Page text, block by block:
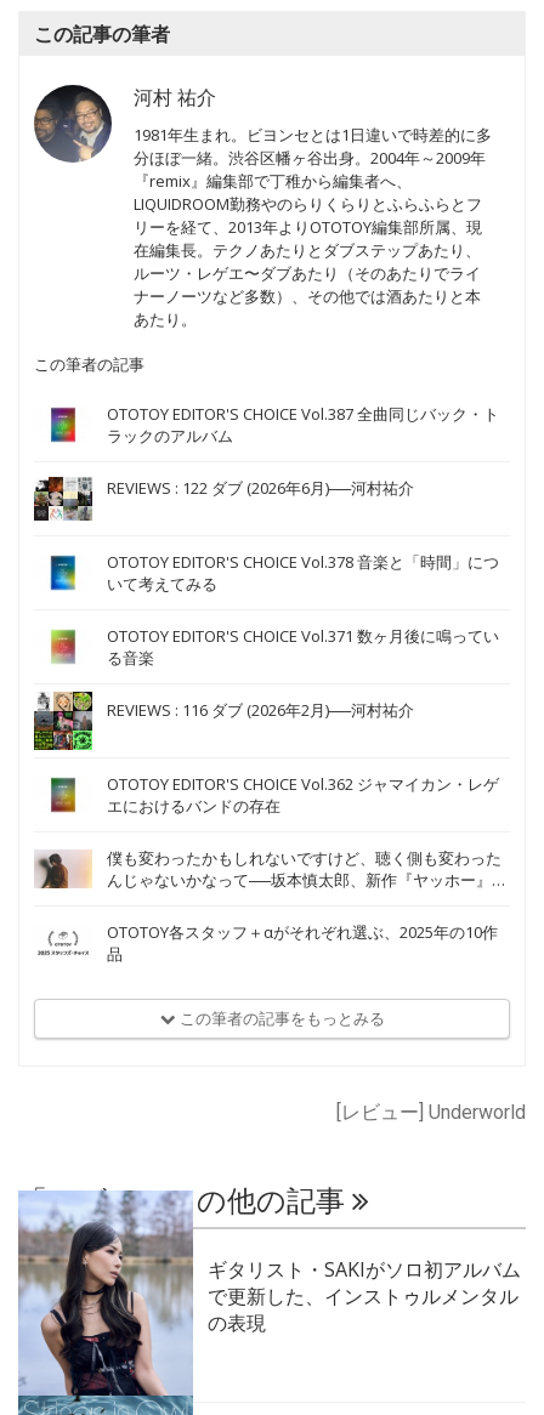
この記事の筆者
河村 祐介
1981年生まれ。ビヨンセとは1日違いで時差的に多
分ほぼ一緒。渋谷区幡ヶ谷出身。2004年～2009年
『remix』編集部で丁稚から編集者へ、
LIQUIDROOM勤務やのらりくらりとふらふらとフ
リーを経て、2013年よりOTOTOY編集部所属、現
在編集長。テクノあたりとダブステップあたり、
ルーツ・レゲエ〜ダブあたり（そのあたりでライ
ナーノーツなど多数）、その他では酒あたりと本
あたり。
この筆者の記事
OTOTOY EDITOR'S CHOICE Vol.387 全曲同じバック・ト
ラックのアルバム
REVIEWS : 122 ダブ (2026年6月)──河村祐介
OTOTOY EDITOR'S CHOICE Vol.378 音楽と「時間」につ
いて考えてみる
OTOTOY EDITOR'S CHOICE Vol.371 数ヶ月後に鳴ってい
る音楽
REVIEWS : 116 ダブ (2026年2月)──河村祐介
OTOTOY EDITOR'S CHOICE Vol.362 ジャマイカン・レゲ
エにおけるバンドの存在
僕も変わったかもしれないですけど、聴く側も変わった
んじゃないかなって──坂本慎太郎、新作『ヤッホー』
OTOTOY各スタッフ＋αがそれぞれ選ぶ、2025年の10作
品
この筆者の記事をもっとみる
[レビュー] Underworld
「レビュー」の他の記事
ギタリスト・SAKIがソロ初アルバム
で更新した、インストゥルメンタル
の表現